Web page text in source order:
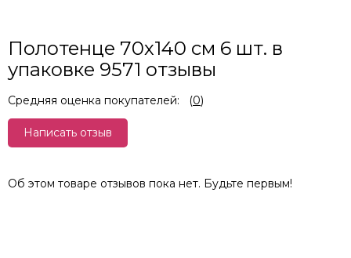
Полотенце 70х140 см 6 шт. в
упаковке 9571 отзывы
Средняя оценка покупателей: (0)
Написать отзыв
Об этом товаре отзывов пока нет. Будьте первым!